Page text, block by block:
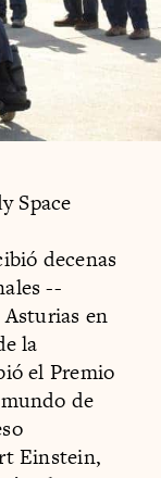
Space
decenas
--
en
la
el Premio
de
Einstein,